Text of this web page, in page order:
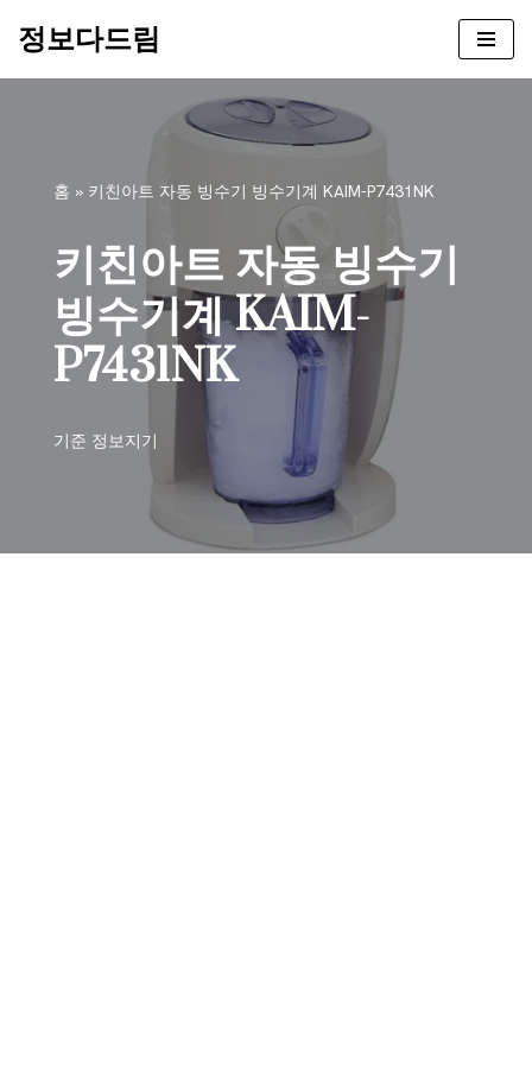
정보다드림
홈 » 키친아트 자동 빙수기 빙수기계 KAIM-P7431NK
키친아트 자동 빙수기
빙수기계 KAIM-
P7431NK
기준 정보지기